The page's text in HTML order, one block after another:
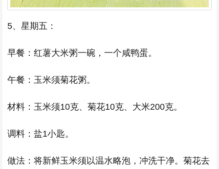
5、星期五：
早餐：红薯大米粥一碗，一个咸鸭蛋。
午餐：玉米须菊花粥。
材料：玉米须10克、菊花10克、大米200克。
调料：盐1小匙。
做法：将新鲜玉米须以温水略泡，冲洗干净。菊花去